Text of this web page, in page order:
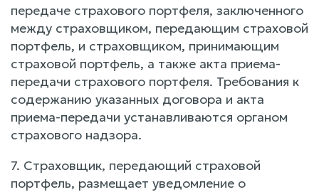
передаче страхового портфеля, заключенного
между страховщиком, передающим страховой
портфель, и страховщиком, принимающим
страховой портфель, а также акта приема-
передачи страхового портфеля. Требования к
содержанию указанных договора и акта
приема-передачи устанавливаются органом
страхового надзора.
7. Страховщик, передающий страховой
портфель, размещает уведомление о